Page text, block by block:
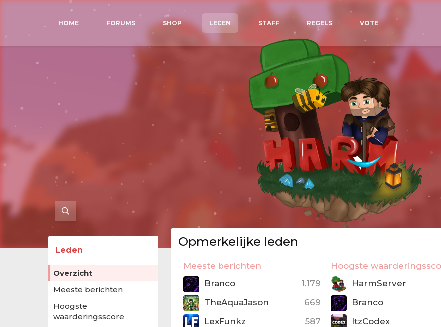
HOME FORUMS SHOP LEDEN STAFF REGELS VOTE
Leden
Overzicht
Meeste berichten
Hoogste
waarderingsscore
Opmerkelijke leden
Meeste berichten
1.179
Branco
669
TheAquaJason
587
LexFunkz
Hoogste
HarmServer
Branco
ItzCodex